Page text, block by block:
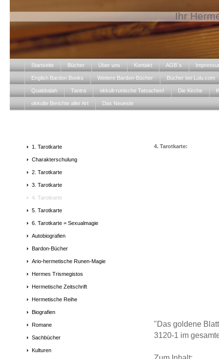
Ihr
Startseite Bücher Über uns Kontakt AGB´s
English Bardon Books Weitere Bardon-Bücher Bücher bei Lulu.com
Quabbalah Tantra okkult-runische Tatsachen! Die Kirche
okkulte Berichte aller Art Das Neueste
1. Tarotkarte
Charakterschulung
2. Tarotkarte
3. Tarotkarte
4. Tarotkarte
5. Tarotkarte
6. Tarotkarte = Sexualmagie
Autobiografien
Bardon-Bücher
Ario-hermetische Runen-Magie
Hermes Trismegistos
Hermetische Zeitschrift
Hermetische Reihe
Biografien
Romane
Sachbücher
Kulturen
4. Tarotkarte:
"Das goldene
3120-1 im